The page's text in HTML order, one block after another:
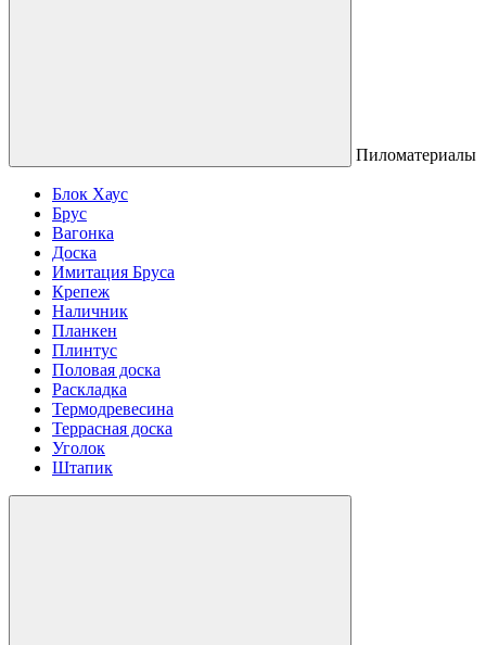
Пиломатериалы
Блок Хаус
Брус
Вагонка
Доска
Имитация Бруса
Крепеж
Наличник
Планкен
Плинтус
Половая доска
Раскладка
Термодревесина
Террасная доска
Уголок
Штапик